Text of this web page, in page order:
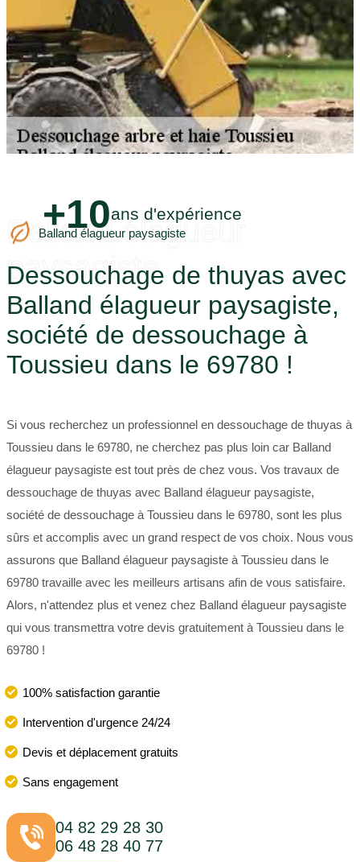
+10ans d'expérience
Balland élagueur paysagiste
Balland élagueur
paysagiste
Dessouchage de thuyas avec
Balland élagueur paysagiste,
société de dessouchage à
Toussieu dans le 69780 !
Si vous recherchez un professionnel en dessouchage de thuyas à
Toussieu dans le 69780, ne cherchez pas plus loin car Balland
élagueur paysagiste est tout près de chez vous. Vos travaux de
dessouchage de thuyas avec Balland élagueur paysagiste,
société de dessouchage à Toussieu dans le 69780, sont les plus
sûrs et accomplis avec un grand respect de vos choix. Nous vous
assurons que Balland élagueur paysagiste à Toussieu dans le
69780 travaille avec les meilleurs artisans afin de vous satisfaire.
Alors, n'attendez plus et venez chez Balland élagueur paysagiste
qui vous transmettra votre devis gratuitement à Toussieu dans le
69780 !
100% satisfaction garantie
Intervention d'urgence 24/24
Devis et déplacement gratuits
Sans engagement
04 82 29 28 30
06 48 28 40 77